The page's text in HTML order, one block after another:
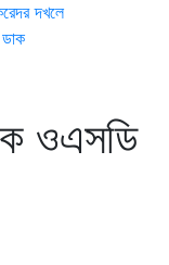
দখলে
ওএসডি